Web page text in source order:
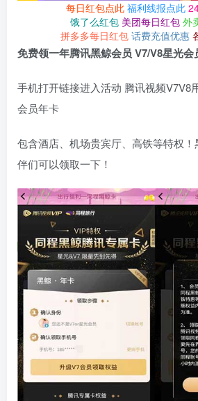
每日红包点此 福利线报点此
饿了么红包 美团每日红包 外
拼多多每日红包 话费充值优惠
免费领一年腾讯黑鲸会员 V7/V8星光会
手机打开链接进入活动 腾讯视频V7V8
会员年卡
包含酒店、机场贵宾厅、高铁等特权
伴们可以领取一下！